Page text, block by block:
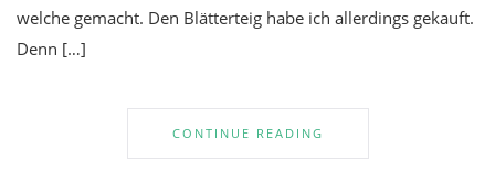
welche gemacht. Den Blätterteig habe ich allerdings gekauft.
Denn […]
CONTINUE READING